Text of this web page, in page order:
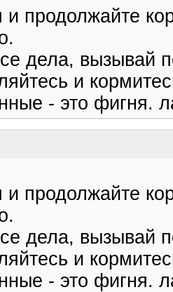
и продолжайте
дела, вызывай
и
- это фигня.
и продолжайте
дела, вызывай
и
- это фигня.